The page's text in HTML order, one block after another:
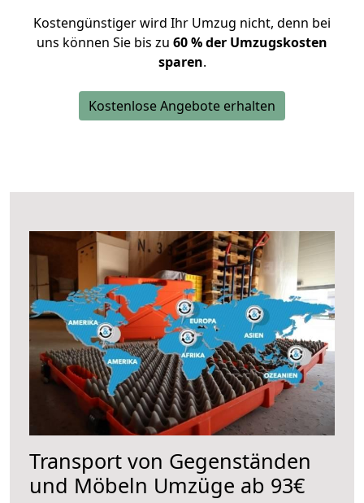
Kostengünstiger wird Ihr Umzug nicht, denn bei
uns können Sie bis zu 60 % der Umzugskosten
sparen.
Kostenlose Angebote erhalten
Transport von Gegenständen
und Möbeln Umzüge ab 93€